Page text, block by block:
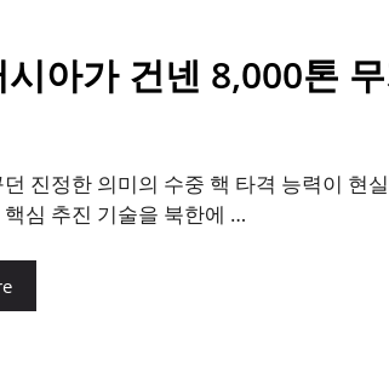
아가 건넨 8,000톤 무
진정한 의미의 수중 핵 타격 능력이 현
심 추진 기술을 북한에 …